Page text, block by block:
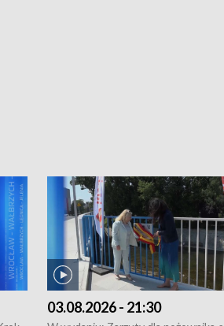
03.08.2026 - 21:30